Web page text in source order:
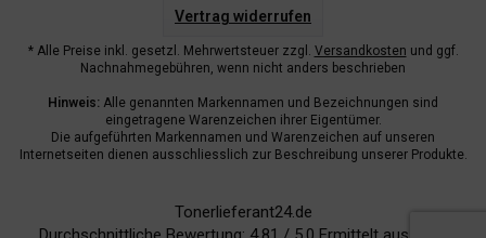
Vertrag widerrufen
* Alle Preise inkl. gesetzl. Mehrwertsteuer zzgl. Versandkosten und ggf.
Nachnahmegebühren, wenn nicht anders beschrieben
Hinweis: Alle genannten Markennamen und Bezeichnungen sind
eingetragene Warenzeichen ihrer Eigentümer.
Die aufgeführten Markennamen und Warenzeichen auf unseren
Internetseiten dienen ausschliesslich zur Beschreibung unserer Produkte.
Tonerlieferant24.de